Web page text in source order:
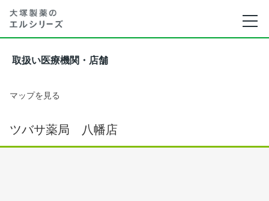
取扱い医療機関・店舗
マップを見る
ツバサ薬局 八幡店